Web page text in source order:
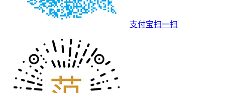
支付宝扫一扫